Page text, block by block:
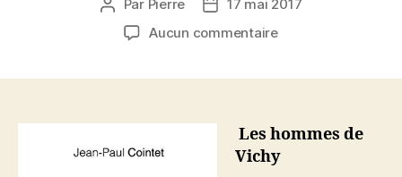
Auteur
l’article
Par Pierre
Date17 mai 2017
Aucun commentairesur
Les hommes de
Vichy